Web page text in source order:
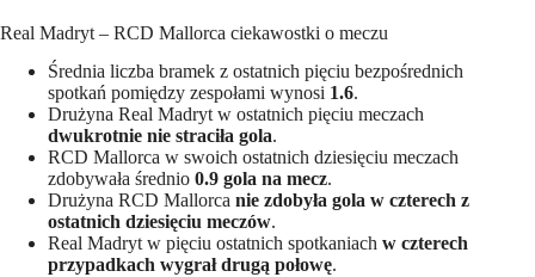
Real Madryt – RCD Mallorca ciekawostki o meczu
Średnia liczba bramek z ostatnich pięciu bezpośrednich
spotkań pomiędzy zespołami wynosi 1.6.
Drużyna Real Madryt w ostatnich pięciu meczach
dwukrotnie nie straciła gola.
RCD Mallorca w swoich ostatnich dziesięciu meczach
zdobywała średnio 0.9 gola na mecz.
Drużyna RCD Mallorca nie zdobyła gola w czterech z
ostatnich dziesięciu meczów.
Real Madryt w pięciu ostatnich spotkaniach w czterech
przypadkach wygrał drugą połowę.